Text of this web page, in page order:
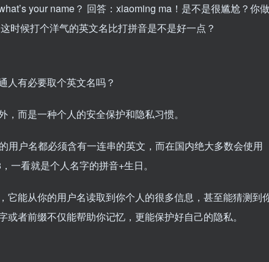
your name？ 回答：xiaoming ma！是不是很尴尬？你做
时候打个洋气的英文名比打拼音是不是好一点？
人有必要取个英文名吗？
而是一种个人的安全保护和隐私习惯。
用户名都必须含有一连串的英文，而在国内绝大多数会使用
一看就是个人名字的拼音+生日。
它能从你的用户名读取到你个人的很多信息，甚至能猜测到
者前缀不仅能帮助你记忆，更能保护好自己的隐私。